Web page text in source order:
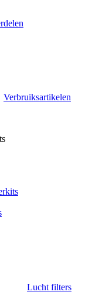
Verbruiksartikelen
Lucht filters